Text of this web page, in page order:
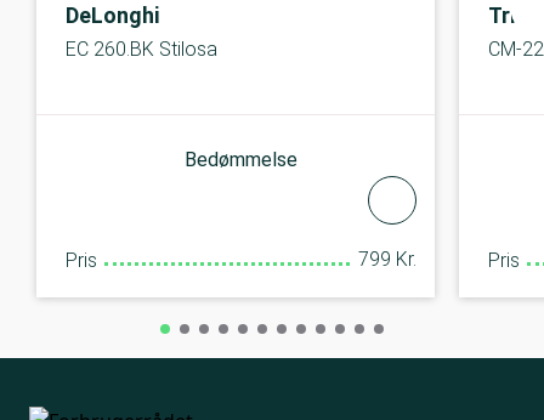
DeLonghi
EC 260.BK Stilosa
Bedømmelse
Pris 799 Kr.
CM-
Pris